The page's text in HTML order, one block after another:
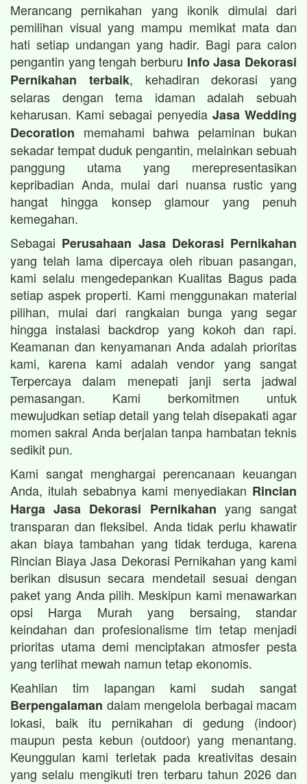
Merancang pernikahan yang ikonik dimulai dari
pemilihan visual yang mampu memikat mata dan
hati setiap undangan yang hadir. Bagi para calon
pengantin yang tengah berburu Info Jasa Dekorasi
Pernikahan terbaik, kehadiran dekorasi yang
selaras dengan tema idaman adalah sebuah
keharusan. Kami sebagai penyedia Jasa Wedding
Decoration memahami bahwa pelaminan bukan
sekadar tempat duduk pengantin, melainkan sebuah
panggung utama yang merepresentasikan
kepribadian Anda, mulai dari nuansa rustic yang
hangat hingga konsep glamour yang penuh
kemegahan.
Sebagai Perusahaan Jasa Dekorasi Pernikahan
yang telah lama dipercaya oleh ribuan pasangan,
kami selalu mengedepankan Kualitas Bagus pada
setiap aspek properti. Kami menggunakan material
pilihan, mulai dari rangkaian bunga yang segar
hingga instalasi backdrop yang kokoh dan rapi.
Keamanan dan kenyamanan Anda adalah prioritas
kami, karena kami adalah vendor yang sangat
Terpercaya dalam menepati janji serta jadwal
pemasangan. Kami berkomitmen untuk
mewujudkan setiap detail yang telah disepakati agar
momen sakral Anda berjalan tanpa hambatan teknis
sedikit pun.
Kami sangat menghargai perencanaan keuangan
Anda, itulah sebabnya kami menyediakan Rincian
Harga Jasa Dekorasi Pernikahan yang sangat
transparan dan fleksibel. Anda tidak perlu khawatir
akan biaya tambahan yang tidak terduga, karena
Rincian Biaya Jasa Dekorasi Pernikahan yang kami
berikan disusun secara mendetail sesuai dengan
paket yang Anda pilih. Meskipun kami menawarkan
opsi Harga Murah yang bersaing, standar
keindahan dan profesionalisme tim tetap menjadi
prioritas utama demi menciptakan atmosfer pesta
yang terlihat mewah namun tetap ekonomis.
Keahlian tim lapangan kami sudah sangat
Berpengalaman dalam mengelola berbagai macam
lokasi, baik itu pernikahan di gedung (indoor)
maupun pesta kebun (outdoor) yang menantang.
Keunggulan kami terletak pada kreativitas desain
yang selalu mengikuti tren terbaru tahun 2026 dan